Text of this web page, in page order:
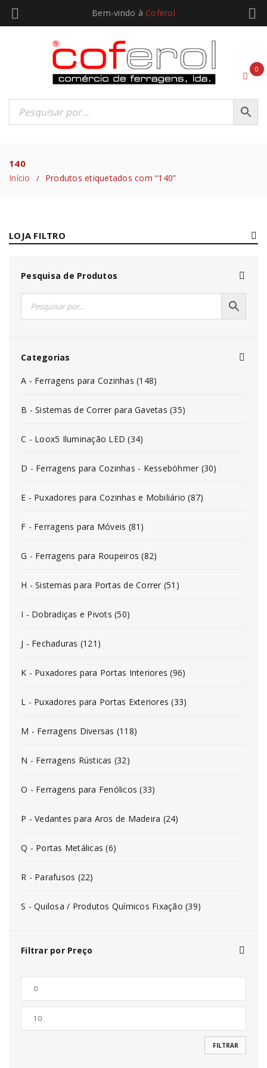
Bem-vindo à Coferol
0
140
Início / Produtos etiquetados com “140”
LOJA FILTRO
Pesquisa de Produtos
Categorias
A - Ferragens para Cozinhas (148)
B - Sistemas de Correr para Gavetas (35)
C - Loox5 Iluminação LED (34)
D - Ferragens para Cozinhas - Kesseböhmer (30)
E - Puxadores para Cozinhas e Mobiliário (87)
F - Ferragens para Móveis (81)
G - Ferragens para Roupeiros (82)
H - Sistemas para Portas de Correr (51)
I - Dobradiças e Pivots (50)
J - Fechaduras (121)
K - Puxadores para Portas Interiores (96)
L - Puxadores para Portas Exteriores (33)
M - Ferragens Diversas (118)
N - Ferragens Rústicas (32)
O - Ferragens para Fenólicos (33)
P - Vedantes para Aros de Madeira (24)
Q - Portas Metálicas (6)
R - Parafusos (22)
S - Quilosa / Produtos Químicos Fixação (39)
Filtrar por Preço
FILTRAR